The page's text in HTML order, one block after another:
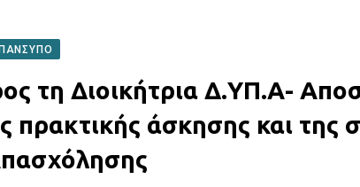
τη Διοικήτρια Δ.ΥΠ.Α-
άσκησης και της